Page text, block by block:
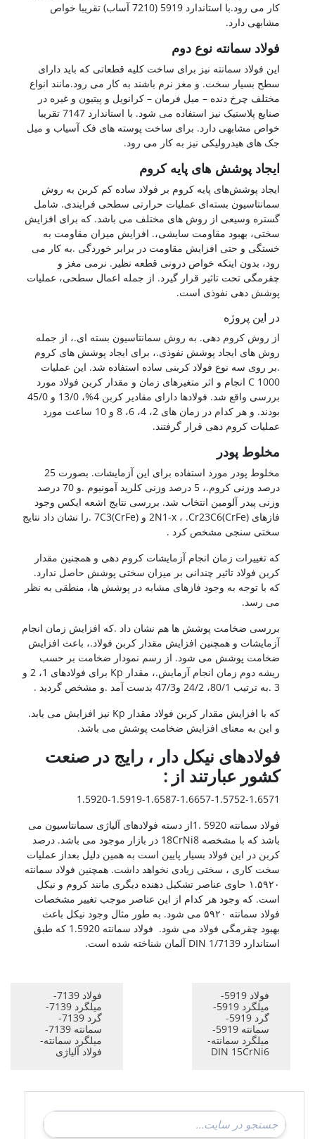
کار می رود.با استاندارد 5919 (7210 آساب) تقریبا خواص
مشابهی دارد.
فولاد سمانته نوع دوم
این فولاد سمانته نیز برای ساخت کلیه قطعاتی که باید دارای
سطح بسیار سخت. و مغز نرم باشند به کار می رود.مانند انواع
مختلف چرخ دنده – میل فرمان – کرانویل و پیتیون و غیره در
صنایع پلاستیک نیز استفاده می شود. با استاندارد 7147 تقریبا
خواص مشابهی دارد. برای ساخت پوسته های فک آسیاب و میل
جک های هیدرولیکی نیز به کار می رود.
ایجاد پوشش های پایه کروم
ایجاد پوشش‌های پایه کروم بر فولاد ساده کم کربن به روش
سمانتاسیون بسته‌ای عملیات حرارتی سطحی فرایندی. شامل
گستره وسیعی از روش های مختلف می باشد. که برای افزایش
سختی، بهبود مقاومت سایشی،. افزایش میزان مقاومت به
خستگی و حتی افزایش مقاومت در برابر خوردگی .به کار می
رود، بدون اینکه خواص درونی قطعه نظیر. نرمی مغز و
چقرمگی تحت تاثیر قرار گیرد. از جمله اعمال سطحی، عملیات
پوشش دهی نفوذی است.
در این پروژه
از روش کروم دهی. به روش سمانتاسیون بسته ای.، از جمله
روش های ایجاد پوشش نفوذی.، برای ایجاد پوشش های کروم
.بر روی سه نوع فولاد کربنی ساده استفاده شد. این عملیات
1000 C انجام و اثر متغیرهای زمان و مقدار کربن فولاد مورد
بررسی واقع شد. فولادها دارای مقادیر کربن 4%، 13/0 و 45/0
بودند. و هر کدام در زمان های 2، 4، 6، 8 و 10 ساعت مورد
عملیات کروم دهی قرار گرفتند.
مخلوط پودر
مخلوط پودر مورد استفاده برای این آزمایشات. بصورت 25
درصد وزنی کروم.، 5 درصد وزنی کلرید آمونیوم .و 70 درصد
وزنی پیدر آلومین انتخاب شد. بررسی نتایج اشعه ایکس وجود
فازهای (CrFe)2N1-x ، .Cr23C6 و (CrFe)7C3 .را نشان داد نتایج
سختی سنجی مشخص کرد .
که تغییرات زمان انجام آزمایشات کروم دهی و همچنین مقدار
کربن فولاد تاثیر چندانی بر میزان سختی پوشش حاصل ندارد.
که با توجه به وجود فازهای مشابه در پوشش ها، منطقی به نظر
می رسد.
بررسی ضخامت پوشش ها هم نشان داد .که افزایش زمان انجام
آزمایشات و همچنین افزایش مقدار کربن فولاد.، باعث افزایش
ضخامت پوشش می شود. از رسم نمودار ضخامت بر حسب
ریشه دوم زمان انجام آزمایش.، مقدار Kp برای فولادهای 1، 2 و
3 .به ترتیب 80/1، 24/2 و47/3 بدست آمد .و مشخص گردید .
که با افزایش مقدار کربن فولاد مقدار Kp نیز افزایش می یابد.
و این به معنای افزایش ضخامت پوشش می باشد.
فولادهای نیکل دار ، رایج در صنعت
کشور عبارتند از :
1.5920-1.5919-1.6587-1.6657-1.5752-1.6571
فولاد سمانته 5920 .1از دسته فولادهای آلیاژی سمانتاسیون می
باشد که با مشخصه 18CrNi8 در بازار موجود می باشد. درصد
کربن در این فولاد بسیار پایین است به همین دلیل بعداز عملیات
سخت کاری ، سختی زیادی نخواهد داشت. همچنین فولاد سمانته
۱.۵۹۲۰ حاوی عناصر تشکیل دهنده دیگری مانند کروم و نیکل
است. که وجود هر کدام از این عناصر موجب تغییر مشخصات
فولاد سمانته ۵۹۲۰ می شود. به طور مثال وجود نیکل باعث
بهبود چقرمگی فولاد می شود. فولاد سمانته 1.5920 که طبق
استاندارد 1/7139 DIN آلمان شناخته شده است.
فولاد 7139-
میلگرد 7139-
گرد 7139-
سمانته 7139-
میلگرد سمانته-
فولاد آلیاژی
فولاد 5919-
میلگرد 5919-
گرد 5919-
سمانته 5919-
میلگرد سمانته-
DIN 15CrNi6